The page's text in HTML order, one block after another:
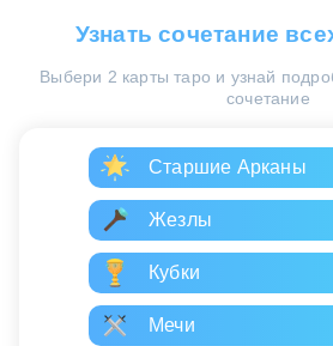
Узнать сочетание
Выбери 2 карты таро и узнай
сочетание
Старшие Арканы
Жезлы
Кубки
Мечи